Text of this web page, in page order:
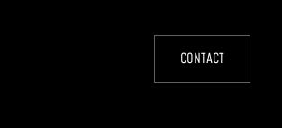
CONTACT